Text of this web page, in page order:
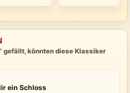
gefällt, könnten diese Klassiker
ein Schloss